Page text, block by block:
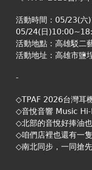
活動時間：05/23(六
05/24(日
活動地點：高雄駁二
活動地址：高雄市鹽
-
◇TPAF 2026台灣耳
◇音悅音響 Music Hi-
◇北部的音悅好捧油
◇咱們店裡也還有一
◇南北同步，一同搶